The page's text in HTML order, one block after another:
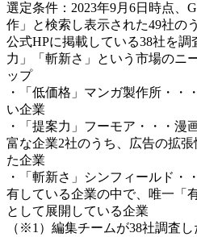
選定条件：2023年9月6日時点、
作」と検索し表示された49社の
公式HPに掲載している38社を
力」「斬新さ」という市場のニ
ップ
・「低価格」マンガ製作所・・
い企業
・「提案力」フーモア・・・漫
富な企業2社のうち、広告の拡
た企業
・「斬新さ」シンフィールド・
有している企業の中で、唯一「
として展開している企業
（※1）編集チームが38社調査